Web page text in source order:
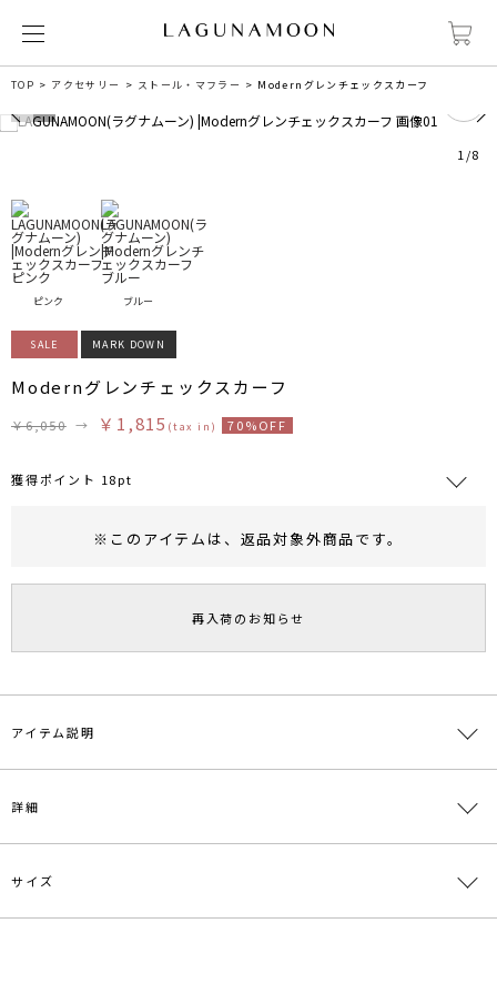
TOP アクセサリー ストール・マフラー Modernグレンチェックスカーフ
1 /8
ピンク ブルー
SALE MARK DOWN
Modernグレンチェックスカーフ
￥6,050 → ￥1,815 (tax in) 70%OFF
獲得ポイント 18pt
旧 MS PASSPORTポイント
18ポイント獲得
ポイントについて
※このアイテムは、 返品対象外商品です。
再入荷のお知らせ
アイテム説明
ヴィンテージな雰囲気のスカーフは肌触りの良いシルク混の素材を使
用。首元などに巻けたりとスタイリングのアクセントになるおススメ
のアイテムです。
詳細
素材
サイズ